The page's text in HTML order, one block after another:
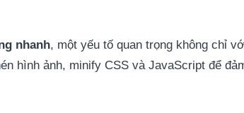
nhanh, một yếu tố quan trọng không chỉ
hình ảnh, minify CSS và JavaScript để